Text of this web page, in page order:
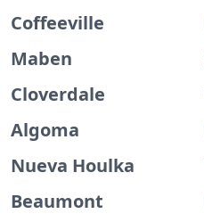
Coffeeville
Maben
Cloverdale
Algoma
Nueva Houlka
Beaumont